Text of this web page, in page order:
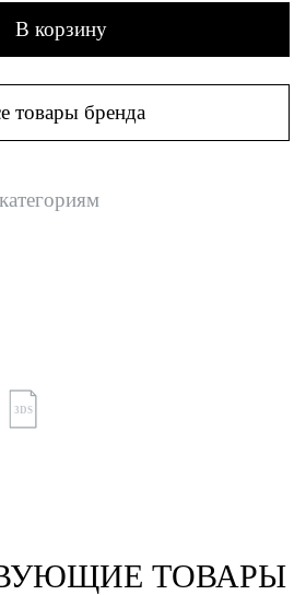
В корзину
товары бренда
3DS
ТОВАРЫ